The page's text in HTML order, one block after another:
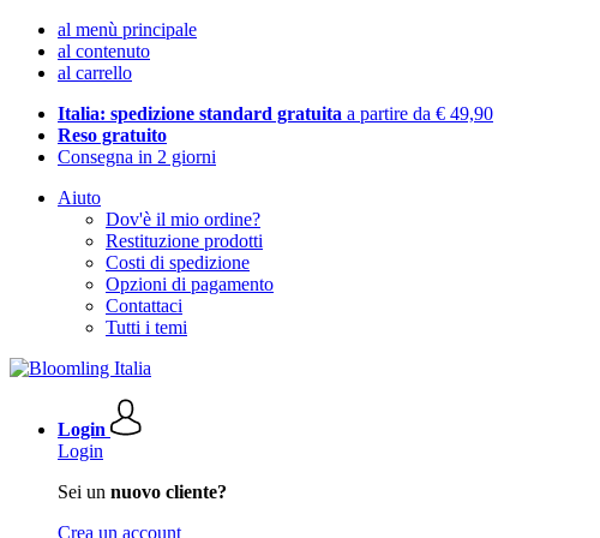
al menù principale
al contenuto
al carrello
Italia: spedizione standard gratuita a partire da € 49,90
Reso gratuito
Consegna in 2 giorni
Aiuto
Dov'è il mio ordine?
Restituzione prodotti
Costi di spedizione
Opzioni di pagamento
Contattaci
Tutti i temi
Login
Login
Sei un nuovo cliente?
Crea un account